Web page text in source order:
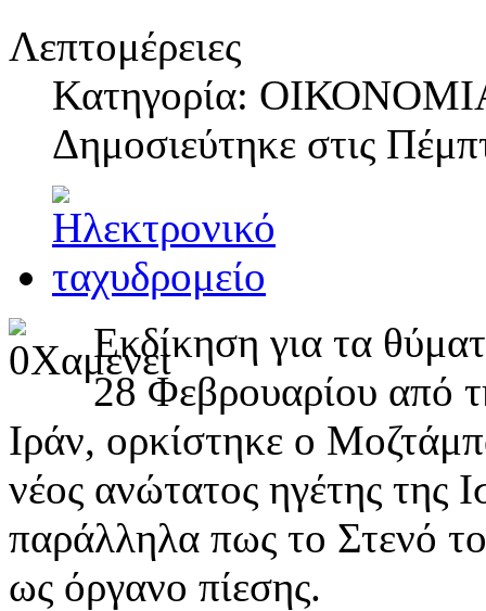
Λεπτομέρειες
Κατηγορία:
Δημοσιεύτηκε στις
Εκδίκηση για τα
28 Φεβρουαρίου από
Ιράν, ορκίστηκε ο
νέος ανώτατος ηγέτης της
παράλληλα πως το Στενό
ως όργανο πίεσης.